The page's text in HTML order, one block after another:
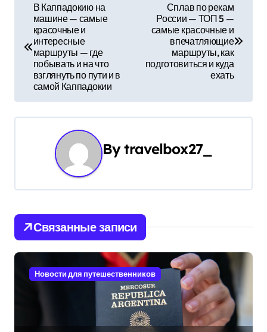
в
г
а
я
п
о
В Каппадокию на
машине — самые
красочные и
интересные
маршруты — где
побывать и на что
взглянуть по пути и в
самой Каппадокии
Сплав по рекам
России — ТОП 5 —
самые красочные и
впечатляющие
маршруты, как
подготовиться и куда
ехать
Bytravelbox27_
Связанные записи
Новости для путешественников